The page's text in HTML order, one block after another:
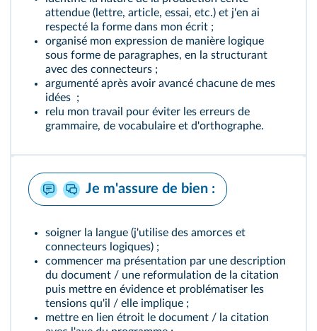
attendue (lettre, article, essai, etc.) et j'en ai
respecté la forme dans mon écrit ;
organisé mon expression de manière logique
sous forme de paragraphes, en la structurant
avec des connecteurs ;
argumenté après avoir avancé chacune de mes
idées ;
relu mon travail pour éviter les erreurs de
grammaire, de vocabulaire et d'orthographe.
Je m'assure de bien :
soigner la langue (j'utilise des amorces et
connecteurs logiques) ;
commencer ma présentation par une description
du document / une reformulation de la citation
puis mettre en évidence et problématiser les
tensions qu'il / elle implique ;
mettre en lien étroit le document / la citation